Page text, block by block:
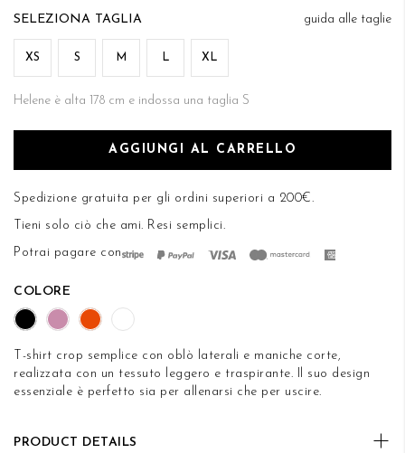
guida alle taglie
TAGLIA
XS S M L XL
Helene è alta 178 cm e indossa una taglia S
AGGIUNGI AL CARRELLO
Spedizione gratuita per gli ordini superiori a 200€.
Tieni solo ciò che ami. Resi semplici.
Potrai pagare con
COLORE
T-shirt crop semplice con oblò laterali e maniche corte,
realizzata con un tessuto leggero e traspirante. Il suo design
essenziale è perfetto sia per allenarsi che per uscire.
PRODUCT DETAILS
immagini